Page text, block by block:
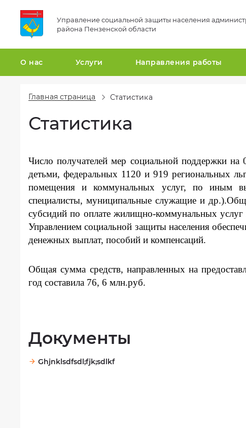
Управление социальной защиты населения
района Пензенской области
О нас
Общая
Структура
о
проверках
Статистика
Фотогалерея
оценки
качества
Услуги
Перечень
мер
социальной
Направления работы
Гражданская
ситуаций
Национальные
проекты
Главная страница Статистика
Статистика
Число получателей мер социальной поддержки на
детьми, федеральных 1120 и 919 региональных
помещения и коммунальных услуг, по иным
специалисты, муниципальные служащие и
субсидий по оплате жилищно-коммунальных услуг
Управлением социальной защиты населения
денежных выплат, пособий и компенсаций.
Общая сумма средств, направленных на
год составила 76, 6 млн.руб.
Документы
Ghjnklsdfsdl;fjk;sdlkf